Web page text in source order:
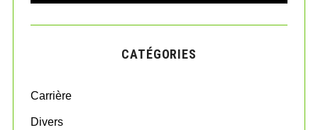
a
r
o
:
A
C
CATÉGORIES
Carrière
Divers